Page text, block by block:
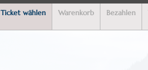
Ticket wählen Warenkorb Bezahlen